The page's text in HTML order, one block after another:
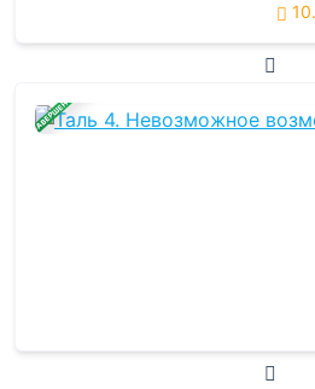
ЗАВЕРШЕНА